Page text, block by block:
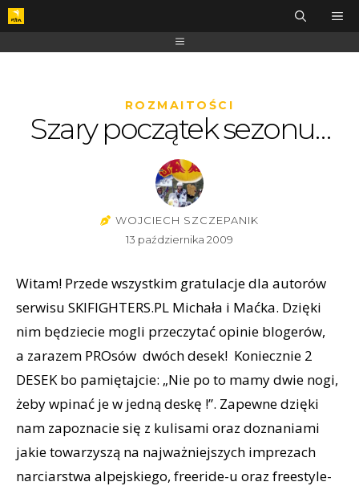
ROZMAITOŚCI
Szary początek sezonu…
WOJCIECH SZCZEPANIK
13 października 2009
Witam! Przede wszystkim gratulacje dla autorów
serwisu SKIFIGHTERS.PL Michała i Maćka. Dzięki
nim będziecie mogli przeczytać opinie blogerów,
a zarazem PROsów dwóch desek! Koniecznie 2
DESEK bo pamiętajcie: „Nie po to mamy dwie nogi,
żeby wpinać je w jedną deskę !”. Zapewne dzięki
nam zapoznacie się z kulisami oraz doznaniami
jakie towarzyszą na najważniejszych imprezach
narciarstwa alpejskiego, freeride-u oraz freestyle-